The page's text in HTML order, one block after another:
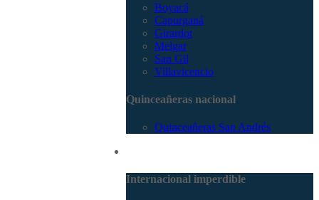
Boyacá
Capurganá
Girardot
Melgar
San Gil
Villavicencio
Quinceañeras nacional
Quinceañeras San Andrés
Internacional imperdible